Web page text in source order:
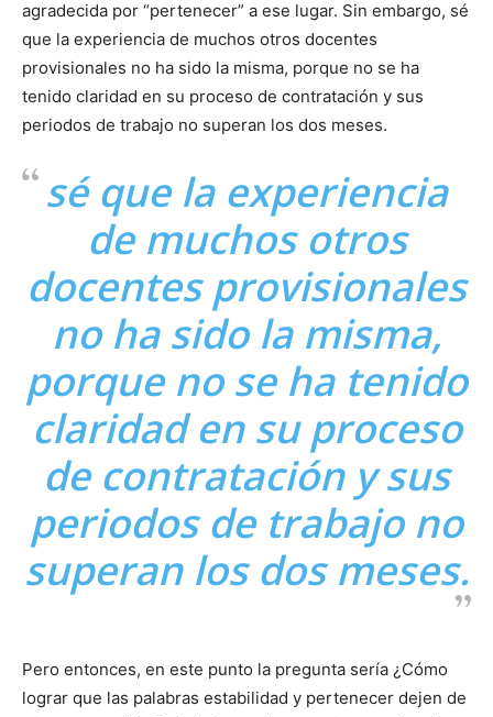
agradecida por “pertenecer” a ese lugar. Sin embargo, sé
que la experiencia de muchos otros docentes
provisionales no ha sido la misma, porque no se ha
tenido claridad en su proceso de contratación y sus
periodos de trabajo no superan los dos meses.
sé que la experiencia
de muchos otros
docentes provisionales
no ha sido la misma,
porque no se ha tenido
claridad en su proceso
de contratación y sus
periodos de trabajo no
superan los dos meses.
Pero entonces, en este punto la pregunta sería ¿Cómo
lograr que las palabras estabilidad y pertenecer dejen de